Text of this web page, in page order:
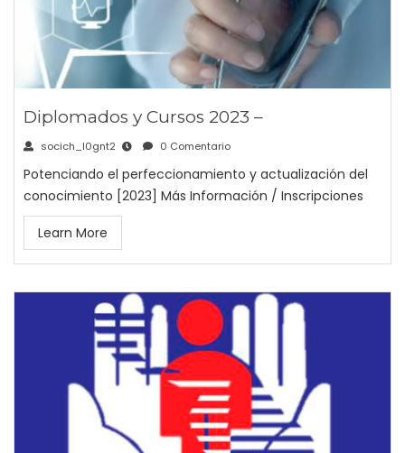
Diplomados y Cursos 2023 –
socich_l0gnt2 0 Comentario
Potenciando el perfeccionamiento y actualización del
conocimiento [2023] Más Información / Inscripciones
Learn More